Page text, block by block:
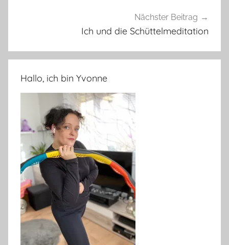
Nächster Beitrag
Ich und die Schüttelmeditation
Hallo, ich bin Yvonne